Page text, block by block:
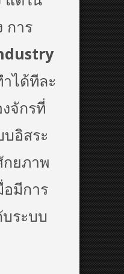
การ
ได้ทีละ
จักรที่
อิสระ
กยภาพ
มีการ
ระบบ